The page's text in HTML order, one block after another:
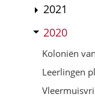
2021
2020
Koloniën
Leerlingen